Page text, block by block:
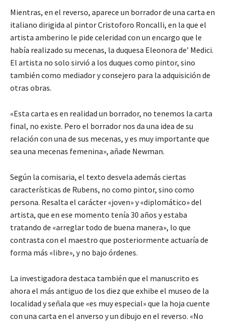
Mientras, en el reverso, aparece un borrador de una carta en
italiano dirigida al pintor Cristoforo Roncalli, en la que el
artista amberino le pide celeridad con un encargo que le
había realizado su mecenas, la duquesa Eleonora de’ Medici.
El artista no solo sirvió a los duques como pintor, sino
también como mediador y consejero para la adquisición de
otras obras.
«Esta carta es en realidad un borrador, no tenemos la carta
final, no existe. Pero el borrador nos da una idea de su
relación con una de sus mecenas, y es muy importante que
sea una mecenas femenina», añade Newman.
Según la comisaria, el texto desvela además ciertas
características de Rubens, no como pintor, sino como
persona. Resalta el carácter «joven» y «diplomático» del
artista, que en ese momento tenía 30 años y estaba
tratando de «arreglar todo de buena manera», lo que
contrasta con el maestro que posteriormente actuaría de
forma más «libre», y no bajo órdenes.
La investigadora destaca también que el manuscrito es
ahora el más antiguo de los diez que exhibe el museo de la
localidad y señala que «es muy especial» que la hoja cuente
con una carta en el anverso y un dibujo en el reverso. «No